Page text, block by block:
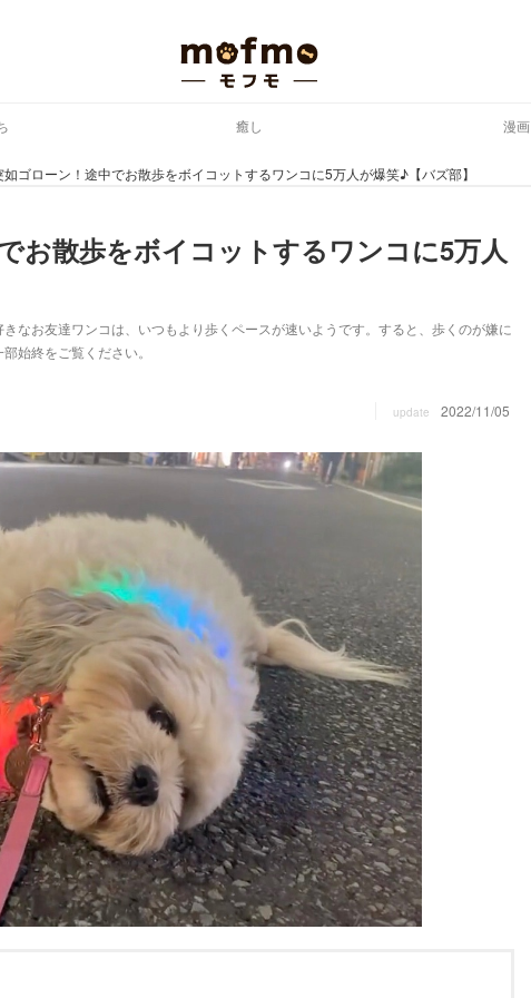
癒し 漫画
ゴローン！途中でお散歩をボイコットするワンコに5万人が爆笑♪【バズ部】
お散歩をボイコットするワンコに5万人
なお友達ワンコは、いつもより歩くペースが速いようです。すると、歩くのが嫌に
始終をご覧ください。
update 2022/11/05